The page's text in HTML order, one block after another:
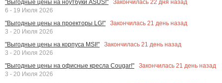
"Выгодные цены на ноутбуки ASUS!" Закончилась 22 дня назад
6 - 19 Июля 2026
"Выгодные цены на проекторы LG!"
Закончилась 21 день назад
3 - 20 Июля 2026
"Выгодные цены на корпуса MSI!"
Закончилась 21 день назад
3 - 20 Июля 2026
"Выгодные цены на офисные кресла Cougar!"
Закончилась 21 день назад
3 - 20 Июля 2026